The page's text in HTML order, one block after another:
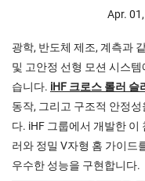
Apr.
광학, 반도체 제조, 계측과
및 고안정 선형 모션 시스
습니다. iHF 크로스 롤러 슬
동작, 그리고 구조적 안정
다. iHF 그룹에서 개발한 이
러와 정밀 V자형 홈 가이드
우수한 성능을 구현합니다.